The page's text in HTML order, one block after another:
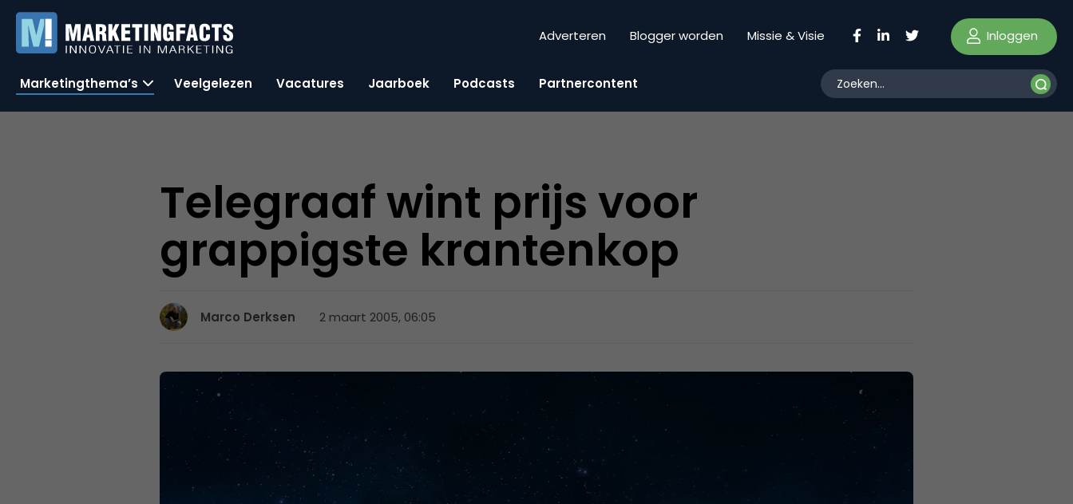
Adverteren Blogger worden Missie & Visie Inloggen
Marketingthema’s Veelgelezen Vacatures Jaarboek Podcasts Partnercontent
Telegraaf wint prijs voor
grappigste krantenkop
Marco Derksen 2 maart 2005, 06:05